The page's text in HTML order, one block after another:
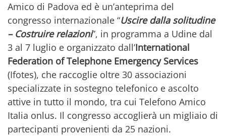
Amico di Padova ed è un’anteprima del
congresso internazionale “Uscire dalla solitudine
– Costruire relazioni”, in programma a Udine dal
3 al 7 luglio e organizzato dall’International
Federation of Telephone Emergency Services
(Ifotes), che raccoglie oltre 30 associazioni
specializzate in sostegno telefonico e ascolto
attive in tutto il mondo, tra cui Telefono Amico
Italia onlus. Il congresso accoglierà un migliaio di
partecipanti provenienti da 25 nazioni.